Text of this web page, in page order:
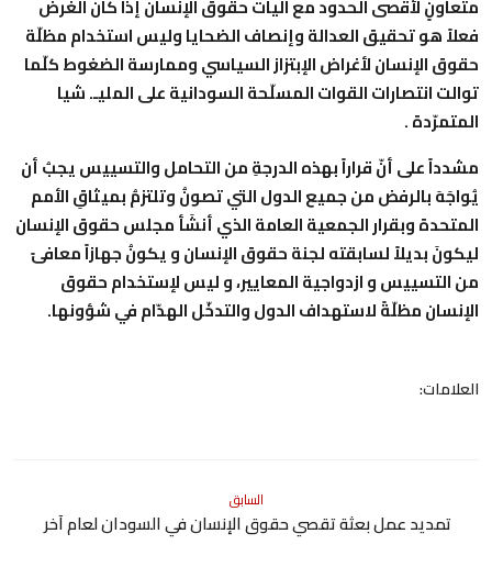
متعاونٍ لأقصى الحدود مع آليات حقوق الإنسان إذا كان الغرضُ
فعلاً هو تحقيق العدالة وإنصاف الضحايا وليس استخدام مظلّة
حقوق الإنسان لأغراض الإبتزاز السياسي وممارسة الضغوط كلّما
توالت انتصارات القوات المسلّحة السودانية على المليـ. شيا
المتمرّدة .
مشدداً على أنّ قراراً بهذه الدرجةِ من التحامل والتسييس يجبُ أن
يُواجَهَ بالرفض من جميع الدول التي تصونُ وتلتزمُ بميثاقِ الأمم
المتحدة وبقرار الجمعية العامة الذي أنشَأ مجلس حقوق الإنسان
ليكونَ بديلاً لسابقته لجنة حقوق الإنسان و يكونُ جهازاً معافىً
من التسييس و ازدواجية المعايير، و ليس لإستخدام حقوق
الإنسان مظلّةً لاستهداف الدول والتدخّل الهدّام في شؤونها.
العلامات:
السابق
تمديد عمل بعثة تقصي حقوق الإنسان في السودان لعام آخر